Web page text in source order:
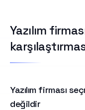
Yazılım
Yazılım firması
değildir